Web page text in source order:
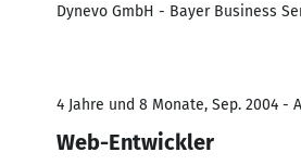
Dynevo GmbH - Bayer Business
4 Jahre und 8 Monate, Sep. 2004 -
Web-Entwickler